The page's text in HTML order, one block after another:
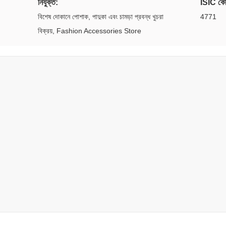
নিযুক্ত:
বিশেষ দোকানে পোশাক, পাদুকা এবং চামড়া প্রবন্ধ খুচরা
বিক্রয়, Fashion Accessories Store
ISIC
4771